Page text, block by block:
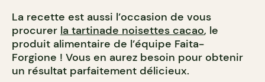
La recette est aussi l’occasion de vous
procurer la tartinade noisettes cacao, le
produit alimentaire de l’équipe Faita-
Forgione ! Vous en aurez besoin pour obtenir
un résultat parfaitement délicieux.